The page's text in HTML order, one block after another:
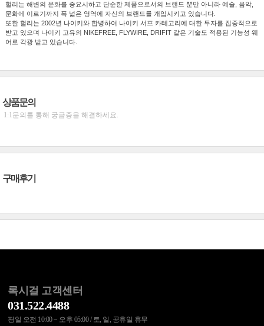
헐리는 해변의 문화를 중요시하고 단순한 제품으로서의 브랜드 뿐만 아니라 예술, 음악,
문화에 이르기까지 폭 넓은 영역에 자신의 브랜드를 개입시키고 있습니다.
또한 헐리는 2002년 나이키와 합병하여 나이키 서프 카테고리에 대한 투자를 집중적으로
받고 있으며 나이키 고유의 NIKEFREE, FLYWIRE, DRIFIT 같은 기술도 적용된 기능성 웨
어로 각광 받고 있습니다.
상품문의
1:1문의를 통해 궁금증을 해결하세요.
구매후기
록시걸 고객센터
031.522.4488
평일 오전 10:00 ~ 오후 05:00 / 토, 일, 공휴일 휴무